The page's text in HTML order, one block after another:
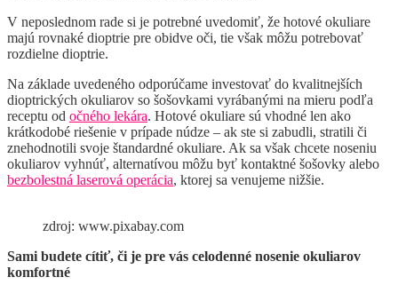
V neposlednom rade si je potrebné uvedomiť, že hotové okuliare
majú rovnaké dioptrie pre obidve oči, tie však môžu potrebovať
rozdielne dioptrie.
Na základe uvedeného odporúčame investovať do kvalitnejších
dioptrických okuliarov so šošovkami vyrábanými na mieru podľa
receptu od očného lekára. Hotové okuliare sú vhodné len ako
krátkodobé riešenie v prípade núdze – ak ste si zabudli, stratili či
znehodnotili svoje štandardné okuliare. Ak sa však chcete noseniu
okuliarov vyhnúť, alternatívou môžu byť kontaktné šošovky alebo
bezbolestná laserová operácia, ktorej sa venujeme nižšie.
zdroj: www.pixabay.com
Sami budete cítiť, či je pre vás celodenné nosenie okuliarov
komfortné